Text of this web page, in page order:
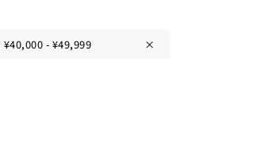
¥40,000 - ¥49,999 ×